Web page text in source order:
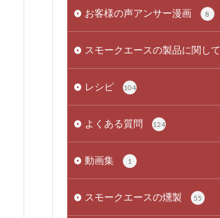
お客様の声アンサー漫画 8
スモークエースの製品に関して
レシピ 104
よくある質問 124
動画集 1
スモークエースの燻製 55